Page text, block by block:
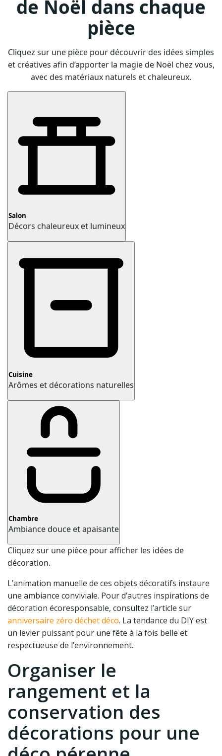
de Noël dans chaque
pièce
Cliquez sur une pièce pour découvrir des idées simples
et créatives afin d’apporter la magie de Noël chez vous,
avec des matériaux naturels et chaleureux.
Salon
Décors chaleureux et lumineux
Cuisine
Arômes et décorations naturelles
Chambre
Ambiance douce et apaisante
Cliquez sur une pièce pour afficher les idées de
décoration.
L’animation manuelle de ces objets décoratifs instaure
une ambiance conviviale. Pour d’autres inspirations de
décoration écoresponsable, consultez l’article sur
anniversaire zéro déchet déco. La tendance du DIY est
un levier puissant pour une fête à la fois belle et
respectueuse de l’environnement.
Organiser le
rangement et la
conservation des
décorations pour une